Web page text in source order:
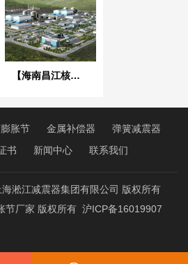
【海南昌江核电站项目】1、2号机通用机械橡胶接头合同
胀节 金属补偿器
弹簧减震器
书 新闻中心 联系我们
淞江减震器集团有限公司 版权所有
节厂家 版权所有 沪ICP备16019907